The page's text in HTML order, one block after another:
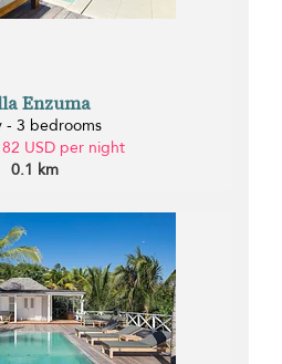
Enzuma
- 3 bedrooms
USD per night
0.1 km